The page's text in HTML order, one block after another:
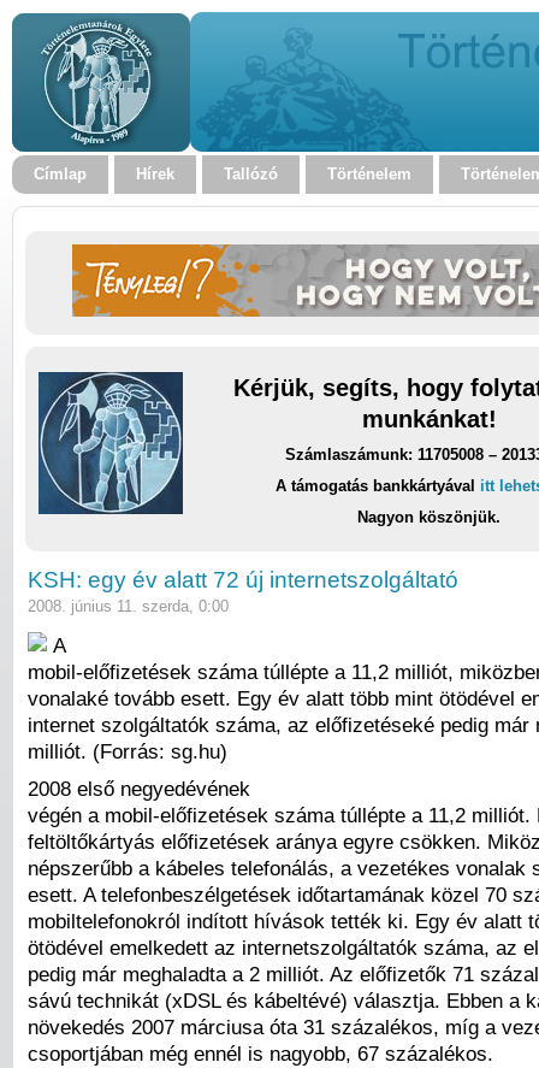
Címlap Hírek Tallózó Történelem
Kérjük, segíts, hogy
munkánkat!
Számlaszámunk: 11705008 –
A támogatás bankkártyával itt
Nagyon köszönjük.
KSH: egy év alatt 72 új internetszolgáltató
2008. június 11. szerda, 0:00
A
mobil-előfizetések száma túllépte a 11,2 milliót,
vonalaké tovább esett. Egy év alatt több mint ötödével
internet szolgáltatók száma, az előfizetéseké pedig már
milliót. (Forrás: sg.hu)
2008 első negyedévének
végén a mobil-előfizetések száma túllépte a 11,2 milliót.
feltöltőkártyás előfizetések aránya egyre csökken.
népszerűbb a kábeles telefonálás, a vezetékes vonalak
esett. A telefonbeszélgetések időtartamának közel 70
mobiltelefonokról indított hívások tették ki. Egy év alatt
ötödével emelkedett az internetszolgáltatók száma, az
pedig már meghaladta a 2 milliót. Az előfizetők 71
sávú technikát (xDSL és kábeltévé) választja. Ebben a
növekedés 2007 márciusa óta 31 százalékos, míg a
csoportjában még ennél is nagyobb, 67 százalékos.